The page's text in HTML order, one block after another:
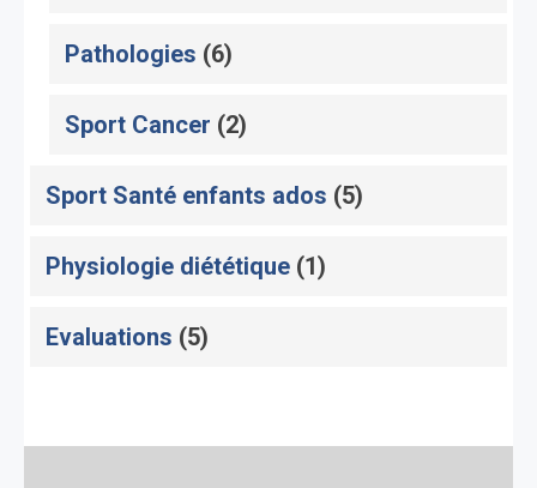
Pathologies (6)
Sport Cancer (2)
Sport Santé enfants ados (5)
Physiologie diététique (1)
Evaluations (5)